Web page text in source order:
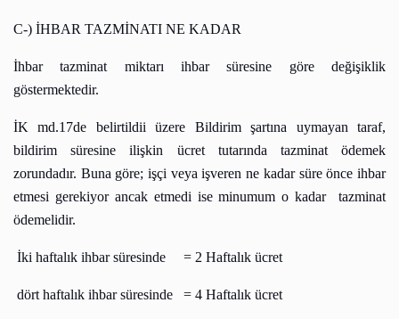
C-) İHBAR TAZMİNATI NE KADAR
İhbar tazminat miktarı ihbar süresine göre değişiklik
göstermektedir.
İK md.17de belirtildii üzere Bildirim şartına uymayan taraf,
bildirim süresine ilişkin ücret tutarında tazminat ödemek
zorundadır. Buna göre; işçi veya işveren ne kadar süre önce ihbar
etmesi gerekiyor ancak etmedi ise minumum o kadar
tazminat
ödemelidir.
İki haftalık ihbar süresinde = 2 Haftalık ücret
dört haftalık ihbar süresinde = 4 Haftalık ücret